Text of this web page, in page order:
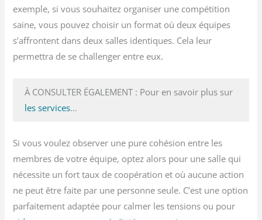
exemple, si vous souhaitez organiser une compétition
saine, vous pouvez choisir un format où deux équipes
s’affrontent dans deux salles identiques. Cela leur
permettra de se challenger entre eux.
À CONSULTER ÉGALEMENT : Pour en savoir plus sur
les services…
Si vous voulez observer une pure cohésion entre les
membres de votre équipe, optez alors pour une salle qui
nécessite un fort taux de coopération et où aucune action
ne peut être faite par une personne seule. C’est une option
parfaitement adaptée pour calmer les tensions ou pour